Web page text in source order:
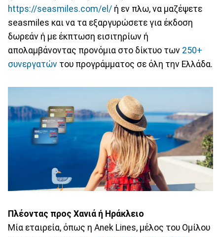
https://seasmiles.com/el/ ή εν πλω, να μαζέψετε
seasmiles και να τα εξαργυρώσετε για έκδοση
δωρεάν ή με έκπτωση εισιτηρίων ή
απολαμβάνοντας προνόμια στο δίκτυο των 250+
συνεργατών του προγράμματος σε όλη την Ελλάδα.
Πλέοντας προς Χανιά ή Ηράκλειο
Μία εταιρεία, όπως η Anek Lines, μέλος του Ομίλου